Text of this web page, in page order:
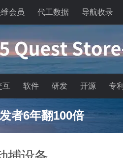
会员 代工数据 导航收录
互 软件 研发 开源 专利
与严峻出路